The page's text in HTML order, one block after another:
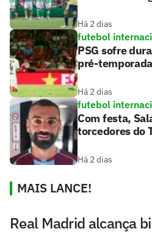
Há 2 dias
futebol
PSG sofre
pré-
Há 2 dias
futebol
Com festa,
torcedores do
Há 2 dias
MAIS LANCE!
Real Madrid alcança